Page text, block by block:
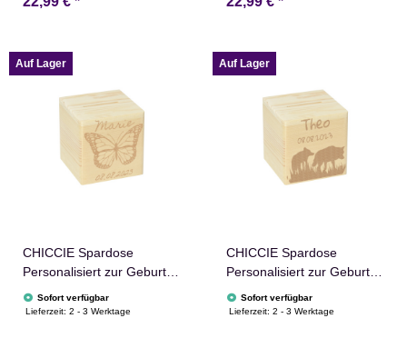
Auf Lager
CHICCIE Spardose
Personalisiert zur Geburt
Schmetterling Name &
Datum 10x10cm
Sofort verfügbar
Lieferzeit:2 - 3 Werktage
Auf Lager
CHICCIE Spardose
Personalisiert zur Geburt
Wölfe Name & Datum
10x10cm Holz
Sofort verfügbar
Lieferzeit:2 - 3 Werktage